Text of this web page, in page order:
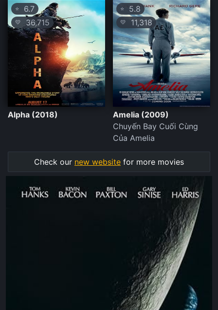
⭐ 6.7
💛 36,715
Alpha (2018)
⭐ 5.8
💛 11,318
Amelia (2009)
Chuyến Bay Cuối Cùng
Của Amelia
Check our new website for more movies